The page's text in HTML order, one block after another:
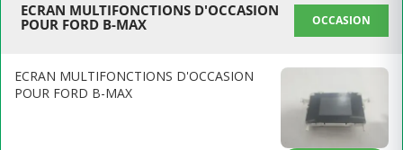
ECRAN MULTIFONCTIONS D'OCCASION
POUR FORD B-MAX
OCCASION
ECRAN MULTIFONCTIONS D'OCCASION
POUR FORD B-MAX